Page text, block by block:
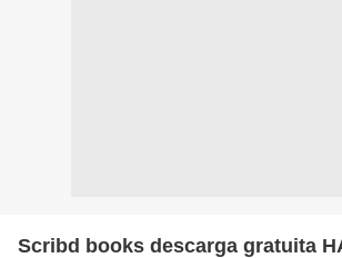
Scribd books descarga gratuita